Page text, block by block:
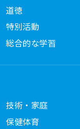
道徳
特別活動
総合的な学習
技術・家庭
保健体育